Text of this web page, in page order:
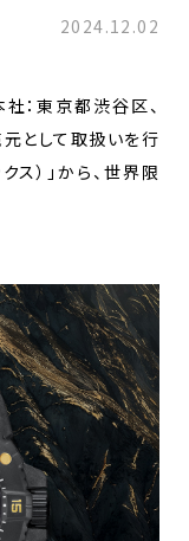
2024.12.02
：東京都渋谷区、
として取扱いを行
ス）」から、世界限